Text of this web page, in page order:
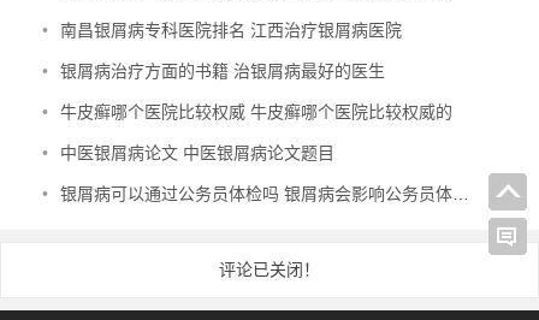
• 南昌银屑病专科医院排名 江西治疗银屑病医院
• 银屑病治疗方面的书籍 治银屑病最好的医生
• 牛皮癣哪个医院比较权威 牛皮癣哪个医院比较权威的
• 中医银屑病论文 中医银屑病论文题目
• 银屑病可以通过公务员体检吗 银屑病会影响公务员体检通过吗
评论已关闭！